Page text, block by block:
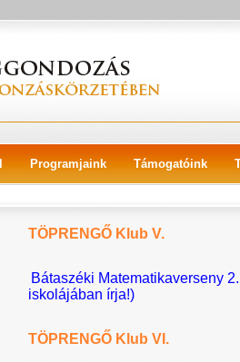
Programjaink Támogatóink
TÖPRENGŐ Klub V.
Bátaszéki Matematikaverseny
iskolájában írja!)
TÖPRENGŐ Klub VI.